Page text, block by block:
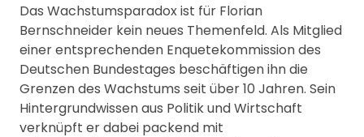
Das Wachstumsparadox ist für Florian
Bernschneider kein neues Themenfeld. Als Mitglied
einer entsprechenden Enquetekommission des
Deutschen Bundestages beschäftigen ihn die
Grenzen des Wachstums seit über 10 Jahren. Sein
Hintergrundwissen aus Politik und Wirtschaft
verknüpft er dabei packend mit